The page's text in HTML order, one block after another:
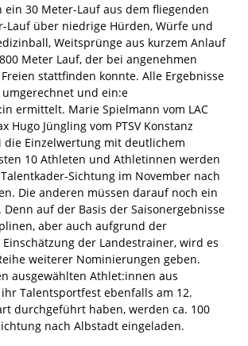
30 Meter-Lauf aus dem fliegenden
Lauf über niedrige Hürden, Würfe und
Weitsprünge aus kurzem Anlauf
Meter Lauf, der bei angenehmen
stattfinden konnte. Alle Ergebnisse
und ein:e
ermittelt. Marie Spielmann vom LAC
Hugo Jüngling vom PTSV Konstanz
die Einzelwertung mit deutlichem
10 Athleten und Athletinnen werden
Sichtung im November nach
Die anderen müssen darauf noch ein
Denn auf der Basis der Saisonergebnisse
aber auch aufgrund der
der Landestrainer, wird es
weiterer Nominierungen geben.
ausgewählten Athlet:innen aus
Talentsportfest ebenfalls am 12.
durchgeführt haben, werden ca. 100
nach Albstadt eingeladen.